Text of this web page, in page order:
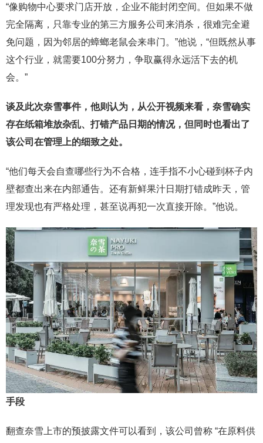
“像购物中心要求门店开放，企业不能封闭空间。但如果不做
完全隔离，只靠专业的第三方服务公司来消杀，很难完全避
免问题，因为邻居的蟑螂老鼠会来串门。”他说，“但既然从事
这个行业，就需要100分努力，争取赢得永远活下去的机
会。”
谈及此次奈雪事件，他则认为，从公开视频来看，奈雪确实
存在纸箱堆放杂乱、打错产品日期的情况，但同时也看出了
该公司在管理上的细致之处。
“他们每天会自查哪些行为不合格，连手指不小心碰到杯子内
壁都查出来在内部通告。还有新鲜果汁日期打错成昨天，管
理发现也有严格处理，甚至说再犯一次直接开除。”他说。
手段
翻查奈雪上市的预披露文件可以看到，该公司曾称 “在原料供